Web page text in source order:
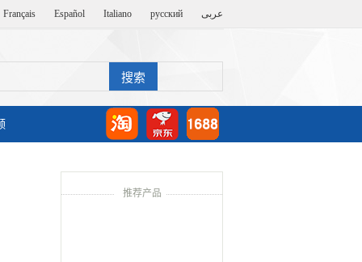
Français Español Italiano русский عربى
推荐产品